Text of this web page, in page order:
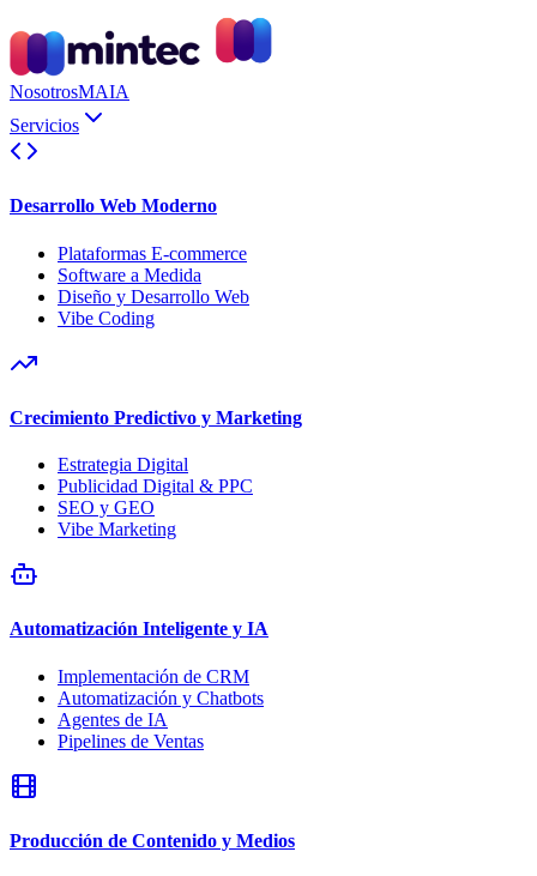
NosotrosMAIA
Servicios
Desarrollo Web Moderno
Plataformas E-commerce
Software a Medida
Diseño y Desarrollo Web
Vibe Coding
Crecimiento Predictivo y Marketing
Estrategia Digital
Publicidad Digital & PPC
SEO y GEO
Vibe Marketing
Automatización Inteligente y IA
Implementación de CRM
Automatización y Chatbots
Agentes de IA
Pipelines de Ventas
Producción de Contenido y Medios